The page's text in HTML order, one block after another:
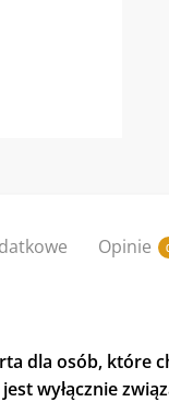
Opinie
dla osób, które
wyłącznie